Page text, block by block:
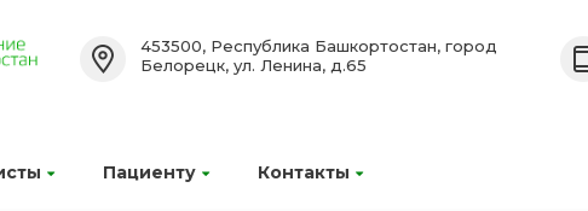
Пациенту Контакты
453500, Республика Башкортостан, город
Белорецк, ул. Ленина, д.65